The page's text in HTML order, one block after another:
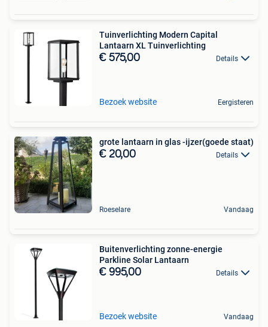
Tuinverlichting Modern Capital
Lantaarn XL Tuinverlichting
€ 575,00 Details
Bezoek website Eergisteren
grote lantaarn in glas -ijzer(goede staat)
€ 20,00 Details
Roeselare Vandaag
Buitenverlichting zonne-energie
Parkline Solar Lantaarn
€ 995,00 Details
Bezoek website Vandaag